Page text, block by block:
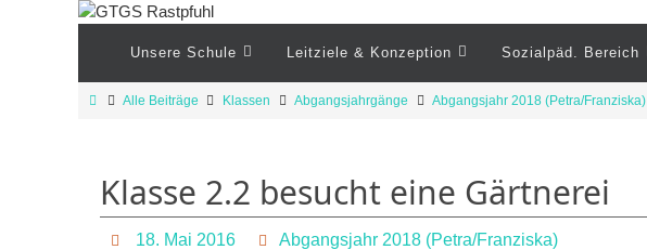
springen
Unsere Schule Leitziele & Konzeption Sozialpäd. Bereich
StartAlle Beiträge Klassen Abgangsjahrgänge Abgangsjahr 2018 (Petra/Franziska)
Klasse 2.2 besucht eine Gärtnerei
18. Mai 2016 Abgangsjahr 2018 (Petra/Franziska)